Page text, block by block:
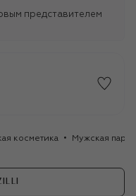
представителем
косметика Мужская